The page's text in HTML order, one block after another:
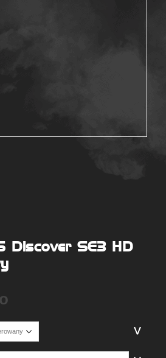
Discover SE3 HD